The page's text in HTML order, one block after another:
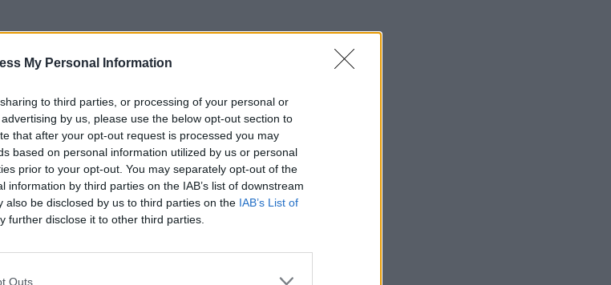
My Personal Information
to third parties, or processing of your personal or
by us, please use the below opt-out section to
that after your opt-out request is processed you may
based on personal information utilized by us or personal
prior to your opt-out. You may separately opt-out of the
information by third parties on the IAB’s list of downstream
also be disclosed by us to third parties on the IAB’s List of
further disclose it to other third parties.
Outs